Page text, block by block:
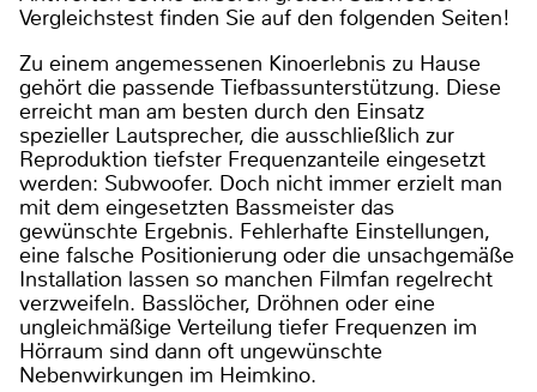
Vergleichstest finden Sie auf den folgenden Seiten!
Zu einem angemessenen Kinoerlebnis zu Hause
gehört die passende Tiefbassunterstützung. Diese
erreicht man am besten durch den Einsatz
spezieller Lautsprecher, die ausschließlich zur
Reproduktion tiefster Frequenzanteile eingesetzt
werden: Subwoofer. Doch nicht immer erzielt man
mit dem eingesetzten Bassmeister das
gewünschte Ergebnis. Fehlerhafte Einstellungen,
eine falsche Positionierung oder die unsachgemäße
Installation lassen so manchen Filmfan regelrecht
verzweifeln. Basslöcher, Dröhnen oder eine
ungleichmäßige Verteilung tiefer Frequenzen im
Hörraum sind dann oft ungewünschte
Nebenwirkungen im Heimkino.